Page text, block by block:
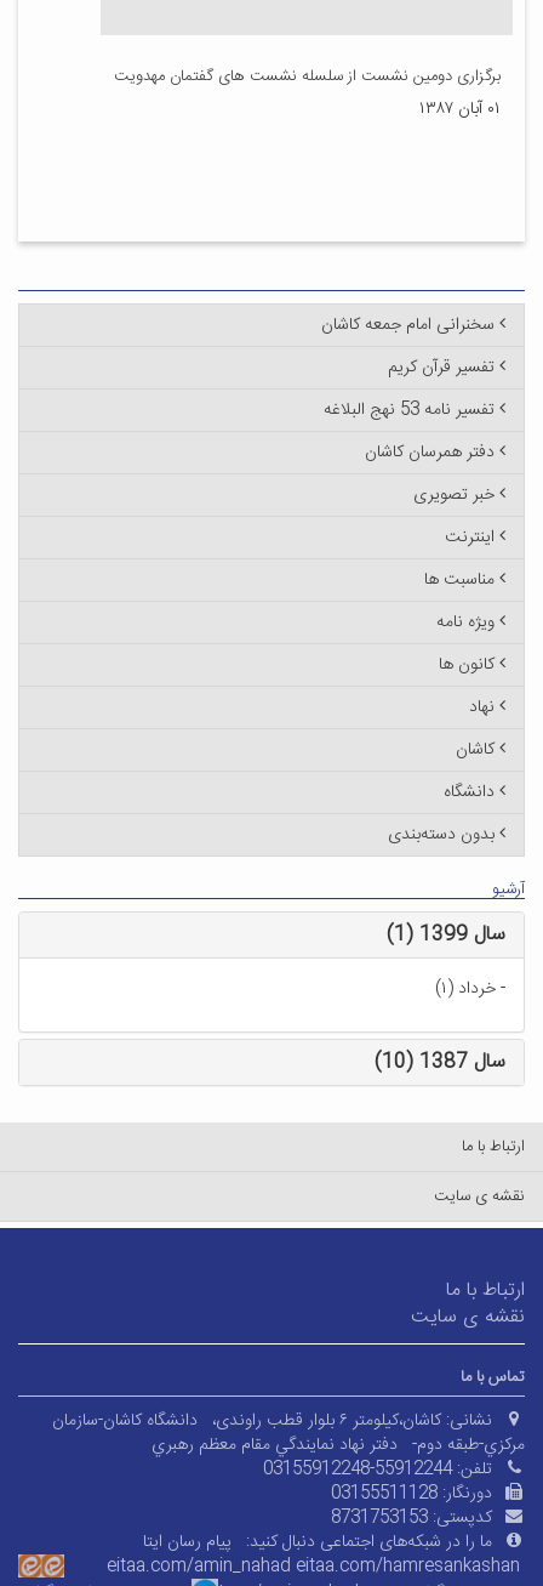
برگزاری دومین نشست از سلسله نشست های گفتمان مهدویت
۰۱ آبان ۱۳۸۷
سخنرانی امام جمعه کاشان
تفسیر قرآن کریم
تفسیر نامه 53 نهج البلاغه
دفتر همرسان کاشان
خبر تصویری
اینترنت
مناسبت ها
ویژه نامه
کانون ها
نهاد
کاشان
دانشگاه
بدون دسته‌بندی
آرشیو
سال 1399 (1)
-خرداد (۱)
سال 1387 (10)
ارتباط با ما
نقشه ی سایت
ارتباط با ما
نقشه ی سایت
تماس با ما
نشانی: کاشان،کیلومتر ۶ بلوار قطب راوندی،
دانشگاه کاشان-سازمان
مرکزي-طبقه دوم- دفتر نهاد نمايندگي مقام معظم رهبري
تلفن:03155912248-55912244
دورنگار: 03155511128
کدپستی: 8731753153
ما را در شبکه‌های اجتماعی دنبال کنید: پیام رسان ایتا
eitaa.com/amin_nahad eitaa.com/hamresankashan